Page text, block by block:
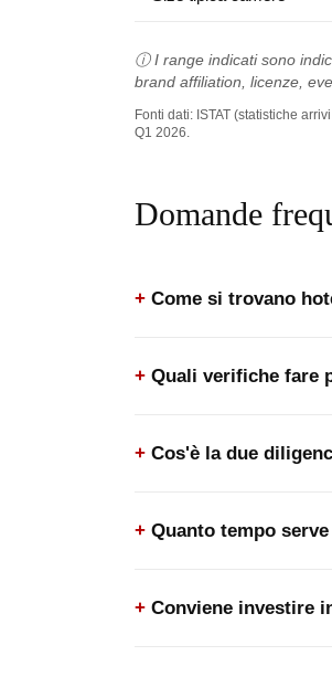
ⓘ I range indicati sono
brand affiliation, licenze,
Fonti dati: ISTAT (statistiche
Q1 2026.
Domande
Come si trovano
Quali verifiche fare
Cos'è la due
Quanto tempo
Conviene investire